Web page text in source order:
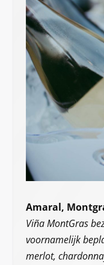
Amaral,
Viña MontGras
voornamelijk
merlot,